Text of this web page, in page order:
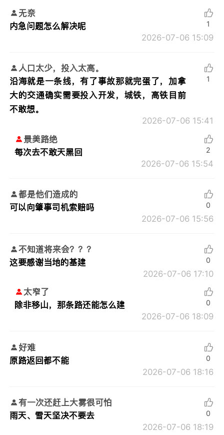
无奈
内急问题怎么解决呢
2026-07-06 15:09
1
人口太少，投入太高。
沿海就是一条线，有了事故那就完蛋了，加拿
大的交通确实需要投入开发，城铁，高铁目前
不敢想。
2026-07-06 15:41
1
景美路绝
每次去不敢天黑回
2026-07-06 15:54
2
都是他们造成的
可以向肇事司机索赔吗
2026-07-06 15:56
0
不知道将来会？？？
这要感谢当地的基建
2026-07-06 17:10
0
太窄了
除非移山，那条路还能怎么建
2026-07-06 18:09
0
好难
原路返回都不能
2026-07-06 18:16
0
有一次还赶上大雾很可怕
雨天、雪天坚决不要去
2026-07-06 18:19
0